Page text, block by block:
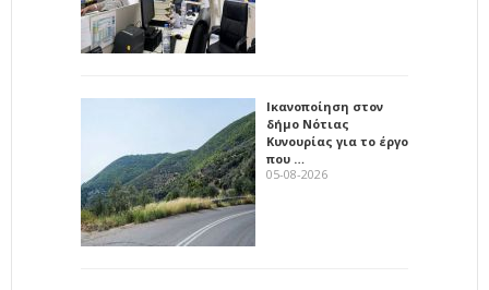
Ικανοποίηση στον
δήμο Νότιας
Κυνουρίας για το έργο
που …
05-08-2026